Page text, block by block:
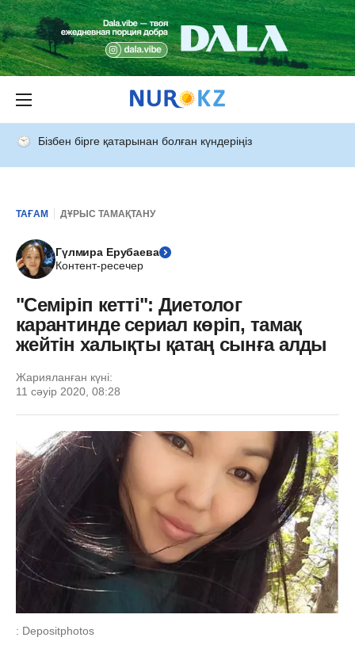
Бізбен бірге қатарынан болған күндеріңіз
ТАҒАМ ДҰРЫС ТАМАҚТАНУ
Гүлмира Ерубаева
Контент-ресечер
"Семіріп кетті": Диетолог
карантинде сериал көріп, тамақ
жейтін халықты қатаң сынға алды
Жарияланған күні:
11 сәуір 2020, 08:28
: Depositphotos